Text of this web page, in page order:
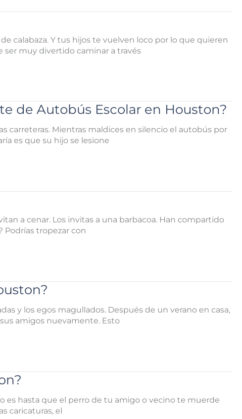
calabaza. Y tus hijos te vuelven loco por lo que quieren
ser muy divertido caminar a través
de Autobús Escolar en Houston?
carreteras. Mientras maldices en silencio el autobús por
es que su hijo se lesione
a cenar. Los invitas a una barbacoa. Han compartido
Podrías tropezar con
y los egos magullados. Después de un verano en casa,
amigos nuevamente. Esto
es hasta que el perro de tu amigo o vecino te muerde
caricaturas, el